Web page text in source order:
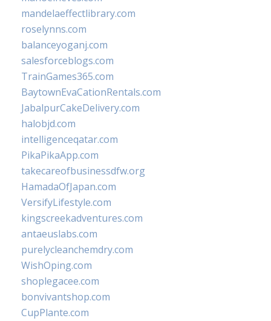
mandelaeffectlibrary.com
roselynns.com
balanceyoganj.com
salesforceblogs.com
TrainGames365.com
BaytownEvaCationRentals.com
JabalpurCakeDelivery.com
halobjd.com
intelligenceqatar.com
PikaPikaApp.com
takecareofbusinessdfw.org
HamadaOfJapan.com
VersifyLifestyle.com
kingscreekadventures.com
antaeuslabs.com
purelycleanchemdry.com
WishOping.com
shoplegacee.com
bonvivantshop.com
CupPlante.com